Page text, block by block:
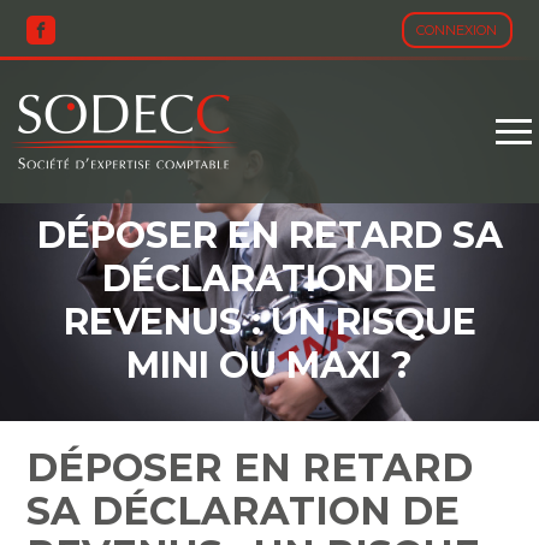
CONNEXION
Aller
au
DÉPOSER EN RETARD SA
DÉCLARATION DE
REVENUS : UN RISQUE
MINI OU MAXI ?
DÉPOSER EN RETARD
SA DÉCLARATION DE